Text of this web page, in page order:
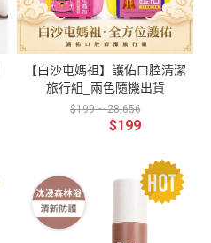
【白沙屯媽祖】護佑口腔清潔
旅行組_兩色隨機出貨
$199 ~ 28,656
$199